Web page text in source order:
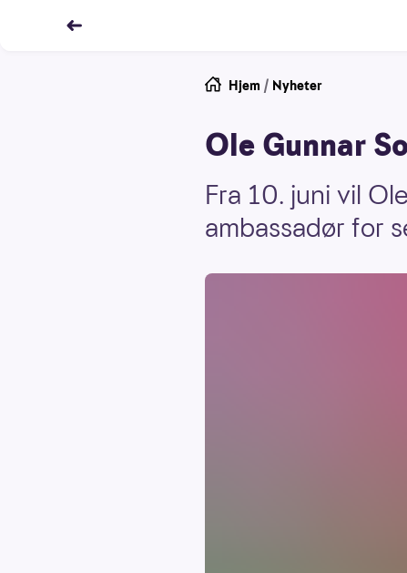
Hjem / Nyheter
Ole Gunnar
Fra 10. juni vil
ambassadør for